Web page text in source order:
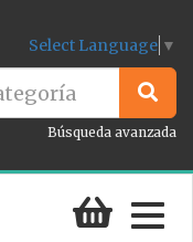
Select Language ▼
Búsqueda avanzada